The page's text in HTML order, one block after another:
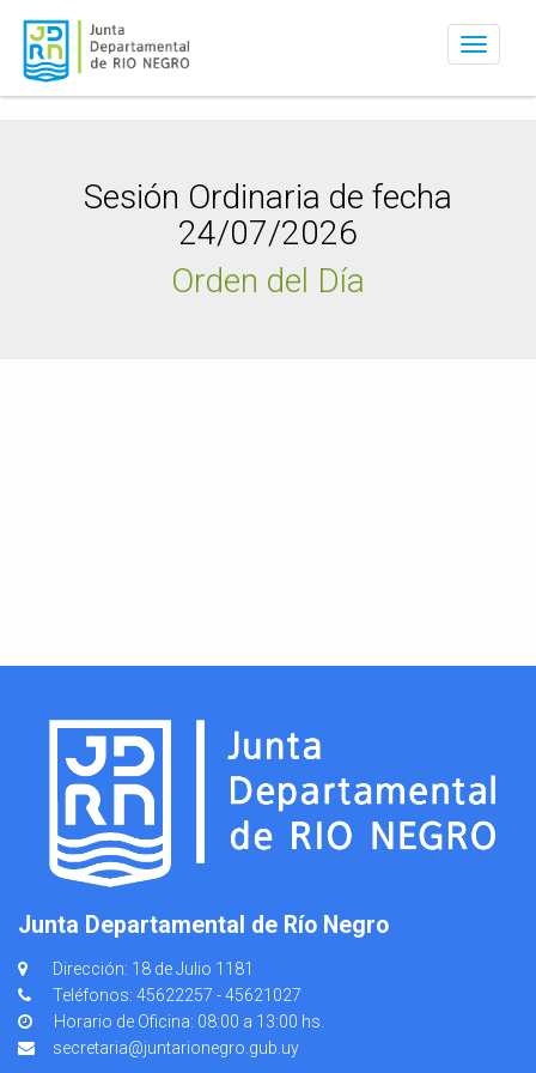
Activar
Sesión Ordinaria de fecha
24/07/2026
Orden del Día
Junta Departamental de Río Negro
Dirección: 18 de Julio 1181
Teléfonos: 45622257 - 45621027
Horario de Oficina: 08:00 a 13:00 hs.
secretaria@juntarionegro.gub.uy